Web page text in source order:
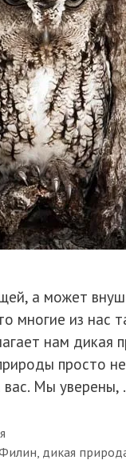
а может
многие из нас
нам дикая
просто
вас. Мы уверены,
, дикая